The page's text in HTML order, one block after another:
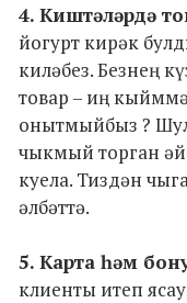
4. Киштәләрдә
йогурт кирәк
киләбез. Безнең
товар – иң
онытмыйбыз ?
чыкмый торган
куела. Тиздән
әлбәттә.
5. Карта һәм
клиенты итеп